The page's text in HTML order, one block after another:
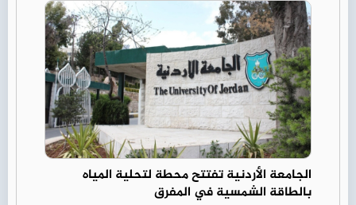
الجامعة الأردنية تفتتح محطة لتحلية المياه
بالطاقة الشمسية في المفرق